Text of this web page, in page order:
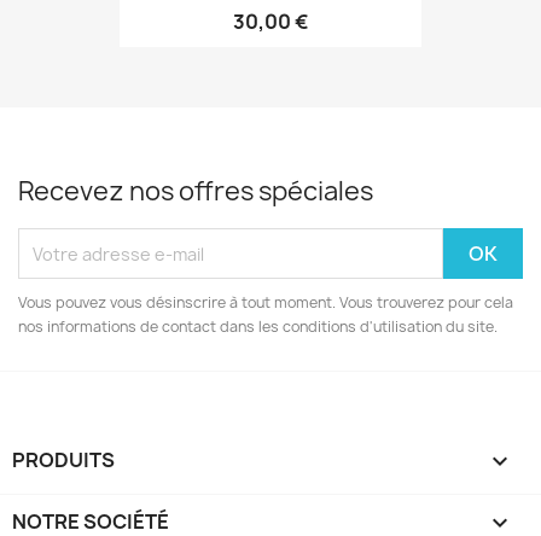
30,00 €
Recevez nos offres spéciales
Vous pouvez vous désinscrire à tout moment. Vous trouverez pour cela
nos informations de contact dans les conditions d'utilisation du site.
PRODUITS 
NOTRE SOCIÉTÉ 